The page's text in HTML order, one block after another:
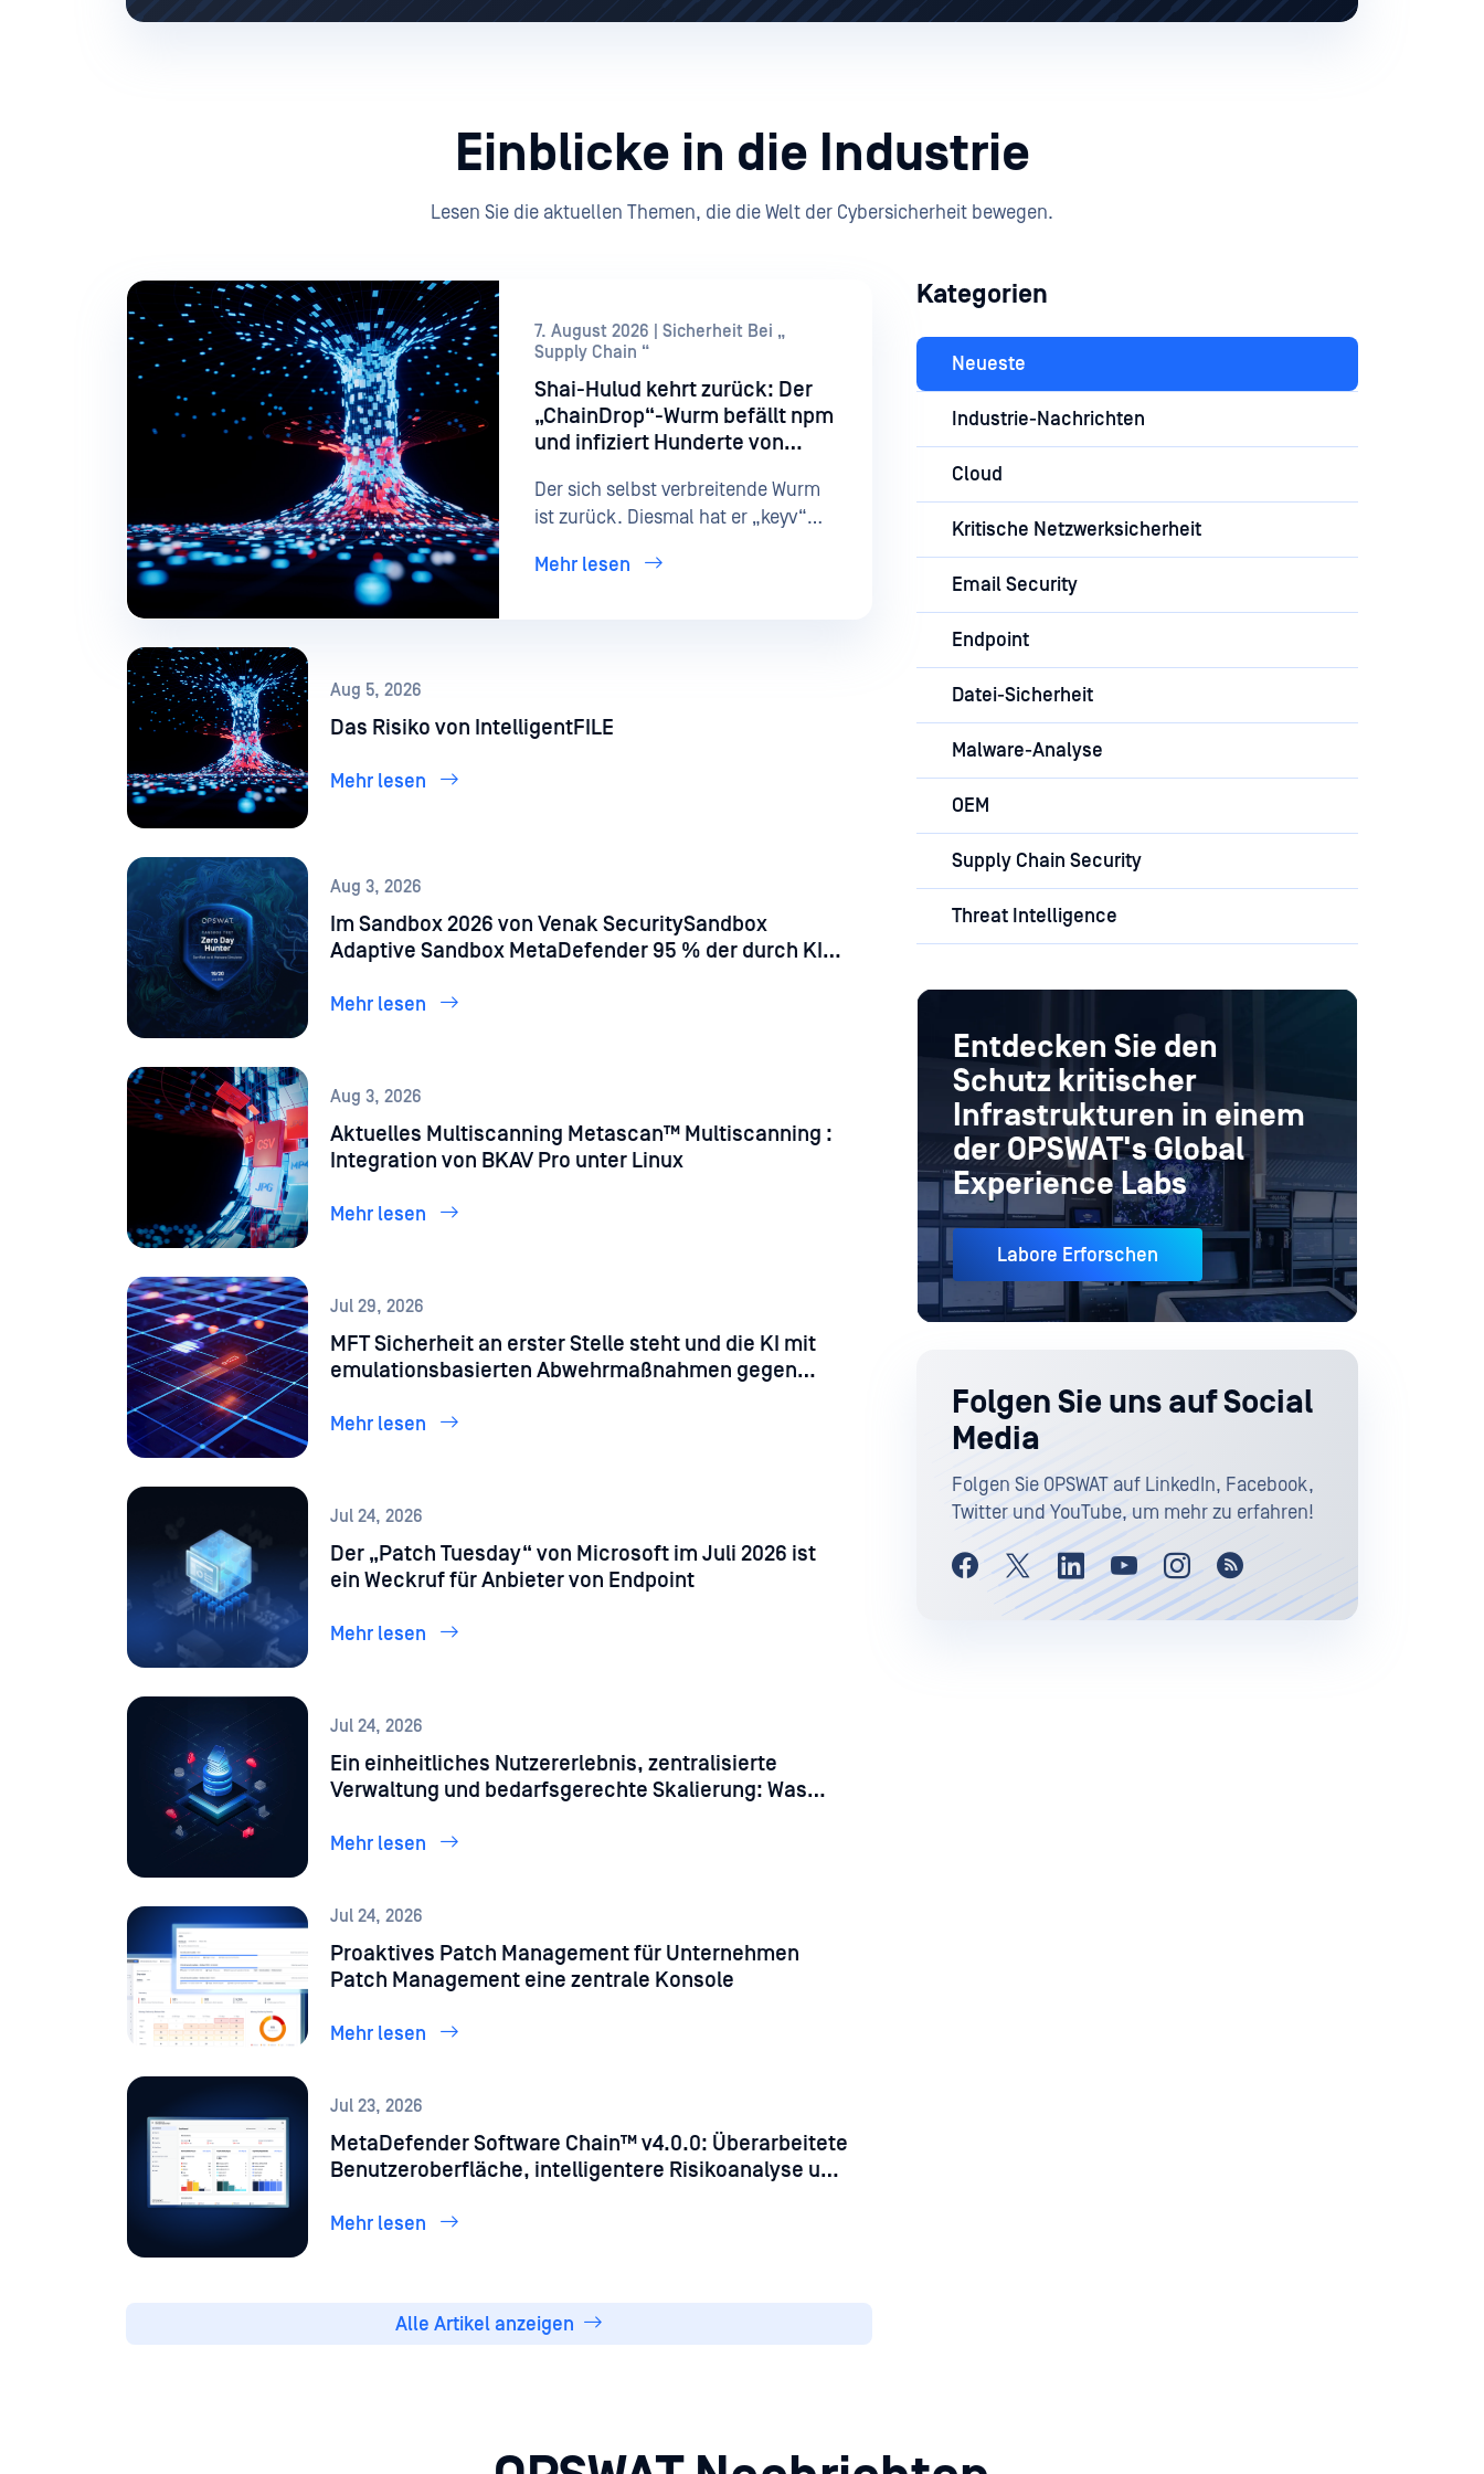
Einblicke in die Industrie
Lesen Sie die aktuellen Themen, die die Welt der Cybersicherheit bewegen.
7. August 2026 | Sicherheit Bei „
Supply Chain “
Shai-Hulud kehrt zurück: Der
„ChainDrop“-Wurm befällt npm
und infiziert Hunderte von
Der sich selbst verbreitende Wurm
ist zurück. Diesmal hat er „keyv“
Bibliothek, die in Millionen von
Mehr lesen
Aug 5, 2026
Das Risiko von IntelligentFILE
Mehr lesen
Aug 3, 2026
Im Sandbox 2026 von Venak SecuritySandbox
Adaptive Sandbox MetaDefender 95 % der durch KI
Mehr lesen
Aug 3, 2026
Aktuelles Multiscanning Metascan™ Multiscanning :
Integration von BKAV Pro unter Linux
Mehr lesen
Jul 29, 2026
MFT Sicherheit an erster Stelle steht und die KI mit
emulationsbasierten Abwehrmaßnahmen gegen
Mehr lesen
Jul 24, 2026
Der „Patch Tuesday“ von Microsoft im Juli 2026 ist
ein Weckruf für Anbieter von Endpoint
Mehr lesen
Jul 24, 2026
Ein einheitliches Nutzererlebnis, zentralisierte
Verwaltung und bedarfsgerechte Skalierung: Was
leistet
Mehr lesen
Jul 24, 2026
Proaktives Patch Management für Unternehmen
Patch Management eine zentrale Konsole
Mehr lesen
Jul 23, 2026
MetaDefender Software Chain™ v4.0.0: Überarbeitete
Benutzeroberfläche, intelligentere Risikoanalyse und
Mehr lesen
Alle Artikel anzeigen
Kategorien
Neueste
Industrie-Nachrichten
Cloud
Kritische Netzwerksicherheit
Email Security
Endpoint
Datei-Sicherheit
Malware-Analyse
OEM
Supply Chain Security
Threat Intelligence
Entdecken Sie den
Schutz kritischer
Infrastrukturen in einem
der OPSWAT's Global
Experience Labs
Labore Erforschen
Folgen Sie uns auf Social
Media
Folgen Sie OPSWAT auf LinkedIn, Facebook,
Twitter und YouTube, um mehr zu erfahren!